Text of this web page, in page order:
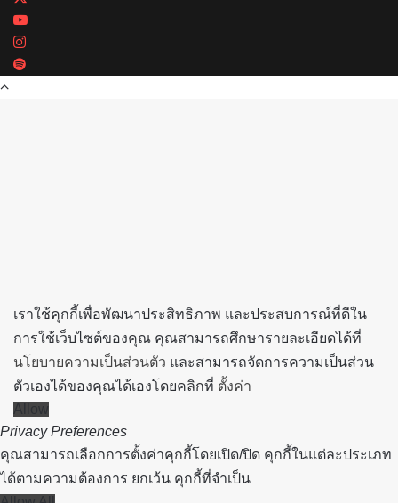
เราใช้คุกกี้เพื่อพัฒนาประสิทธิภาพ และประสบการณ์ที่ดีใน
การใช้เว็บไซต์ของคุณ คุณสามารถศึกษารายละเอียดได้ที่
นโยบายความเป็นส่วนตัว และสามารถจัดการความเป็นส่วน
ตัวเองได้ของคุณได้เองโดยคลิกที่ ตั้งค่า
Allow
Privacy Preferences
คุณสามารถเลือกการตั้งค่าคุกกี้โดยเปิด/ปิด คุกกี้ในแต่ละประเภท
ได้ตามความต้องการ ยกเว้น คุกกี้ที่จำเป็น